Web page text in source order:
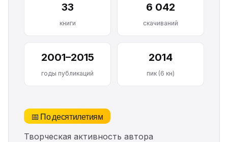
33
книги
6 042
скачиваний
2001–2015
годы публикаций
2014
пик (6 кн)
📅 По десятилетиям
Творческая активность автора